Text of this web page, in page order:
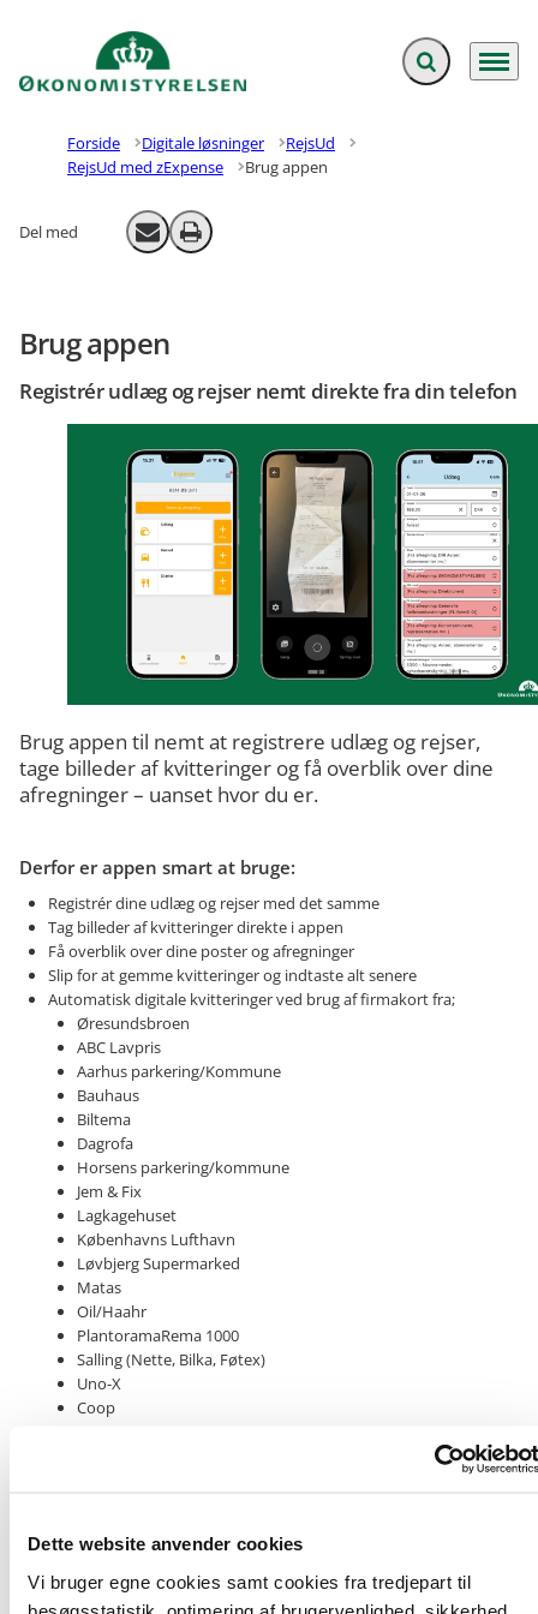
Dette website anvender cookies
Vi bruger egne cookies samt cookies fra tredjepart til
besøgsstatistik, optimering af brugervenlighed, sikkerhed,
Gå til forsiden Fold søgefelt ud
Menu
Forside Digitale løsninger
RejsUd
RejsUd med zExpense
Brug appen
Del med Send email
Print
Brug appen
Registrér udlæg og rejser nemt direkte fra din telefon
Brug appen til nemt at registrere udlæg og rejser,
tage billeder af kvitteringer og få overblik over dine
Derfor er appen smart at bruge:
Registrér dine udlæg og rejser med det samme
Tag billeder af kvitteringer direkte i appen
Få overblik over dine poster og afregninger
Slip for at gemme kvitteringer og indtaste alt senere
Automatisk digitale kvitteringer ved brug af firmakort fra;
Øresundsbroen
ABC Lavpris
Aarhus parkering/Kommune
Bauhaus
Biltema
Dagrofa
Horsens parkering/kommune
Jem & Fix
Lagkagehuset
Københavns Lufthavn
Løvbjerg Supermarked
Matas
Oil/Haahr
PlantoramaRema 1000
Salling (Nette, Bilka, Føtex)
Uno-X
Coop
Du kan bruge appen til at registrere dine udgifter løbende og bruge
Sådan kommer du i gang